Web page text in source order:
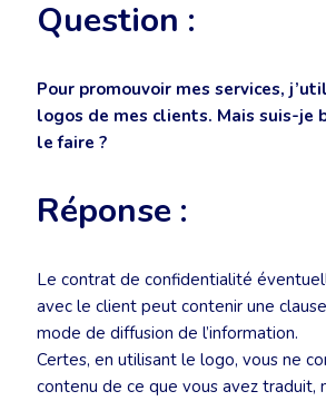
Question :
Pour promouvoir mes services,
logos de mes clients. Mais suis-je
le faire ?
Réponse :
Le contrat de confidentialité
avec le client peut contenir une
mode de diffusion de l’information.
Certes, en utilisant le logo, vous ne
contenu de ce que vous avez traduit,